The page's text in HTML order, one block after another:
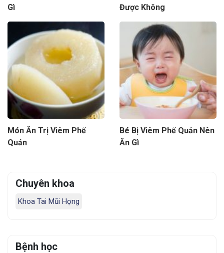
Gì Được Không
Món Ăn Trị Viêm Phế
Quản
Bé Bị Viêm Phế Quản Nên
Ăn Gì
Chuyên khoa
Khoa Tai Mũi Họng
Bệnh học